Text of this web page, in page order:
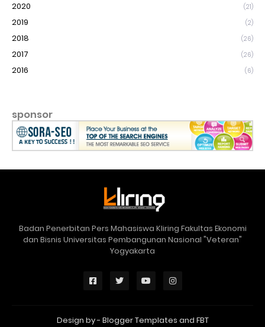
2020 (21)
2019 (2)
2018 (26)
2017 (26)
2016 (6)
sponsor
Badan Penerbitan Pers Mahasiswa Kliring Fakultas Ekonomi
dan Bisnis Universitas Pembangunan Nasional "Veteran"
Yogyakarta
Design by - Blogger Templates and FBT